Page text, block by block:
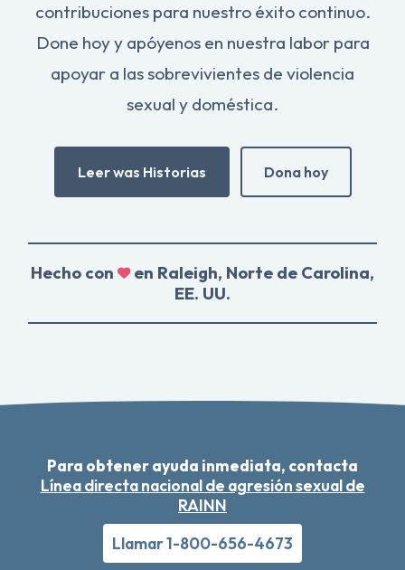
contribuciones para nuestro éxito continuo.
Done hoy y apóyenos en nuestra labor para
apoyar a las sobrevivientes de violencia
sexual y doméstica.
Leer was Historias Dona hoy
Hecho con
en Raleigh, Norte de Carolina,
EE. UU.
Para obtener ayuda inmediata, contacta
Línea directa nacional de agresión sexual de
RAINN
Llamar 1-800-656-4673